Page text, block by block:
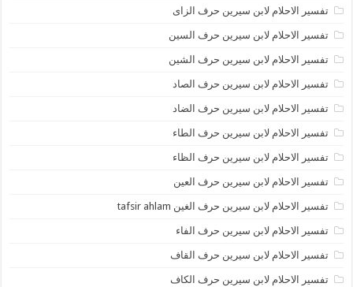
تفسير الاحلام لابن سيرين حرف الزاى
تفسير الاحلام لابن سيرين حرف السين
تفسير الاحلام لابن سيرين حرف الشين
تفسير الاحلام لابن سيرين حرف الصاد
تفسير الاحلام لابن سيرين حرف الضاد
تفسير الاحلام لابن سيرين حرف الطاء
تفسير الاحلام لابن سيرين حرف الظاء
تفسير الاحلام لابن سيرين حرف العين
تفسير الاحلام لابن سيرين حرف الغين tafsir ahlam
تفسير الاحلام لابن سيرين حرف الفاء
تفسير الاحلام لابن سيرين حرف القاف
تفسير الاحلام لابن سيرين حرف الكاف